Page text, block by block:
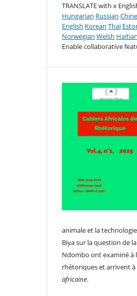
TRANSLATE with x
Hungarian Russian
English Korean Thai
Norwegian Welsh
Enable collaborative
animale et la
Biya sur la question de
Ndombo ont examiné à
rhétoriques et arrivent à
africaine.